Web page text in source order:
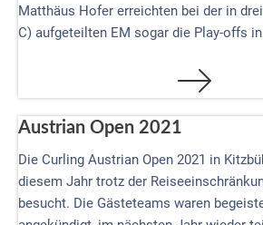
Matthäus Hofer erreichten bei der in
C) aufgeteilten EM sogar die Play-offs
Austrian Open 2021
Die Curling Austrian Open 2021 in
diesem Jahr trotz der
besucht. Die Gästeteams waren